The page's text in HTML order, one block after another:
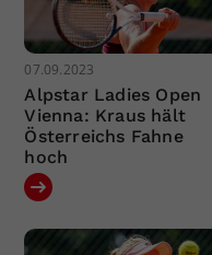
07.09.2023
Alpstar Ladies Open
Vienna: Kraus hält
Österreichs Fahne
hoch